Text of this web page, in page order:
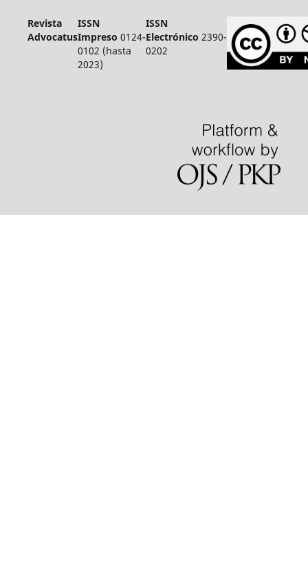
Revista
Advocatus
ISSN
Impreso 0124-
0102 (hasta
2023)
ISSN
Electrónico 2390-
0202